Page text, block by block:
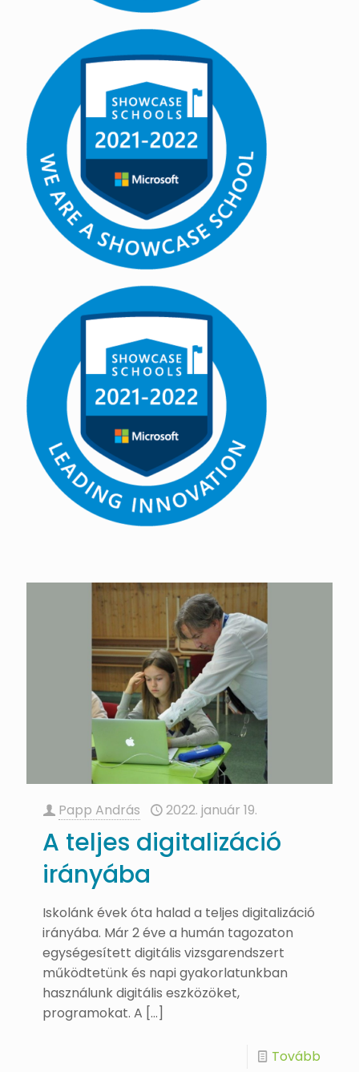
Papp András 2022. január 19.
A teljes digitalizáció
irányába
Iskolánk évek óta halad a teljes digitalizáció
irányába. Már 2 éve a humán tagozaton
egységesített digitális vizsgarendszert
működtetünk és napi gyakorlatunkban
használunk digitális eszközöket,
programokat. A […]
Tovább